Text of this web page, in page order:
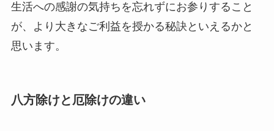
生活への感謝の気持ちを忘れずにお参りすること
が、より大きなご利益を授かる秘訣といえるかと
思います。
八方除けと厄除けの違い